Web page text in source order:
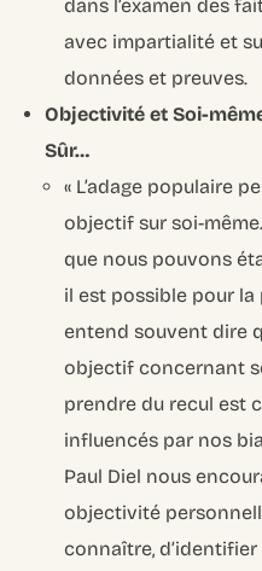
dans l’examen des
avec impartialité et
données et preuves.
Objectivité et Soi-
Sûr…
« L’adage populaire
objectif sur soi-
que nous pouvons
il est possible pour la
entend souvent dire
objectif concernant
prendre du recul est
influencés par nos
Paul Diel nous
objectivité
connaître,